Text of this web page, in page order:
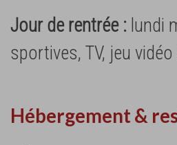
Jour de rentrée : lundi
sportives, TV, jeu
Hébergement &